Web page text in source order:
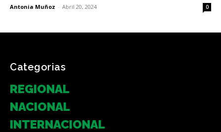
Antonia Muñoz - Abril 20, 2024 0
Categorias
REGIONAL
NACIONAL
INTERNACIONAL